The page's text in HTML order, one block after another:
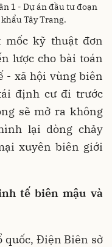
1 - Dự án đầu tư đoạn
Tây Trang.
kỹ thuật đơn
lược cho bài toán
- xã hội vùng biên
định cư đi trước
sẽ mở ra không
lại dòng chảy
xuyên biên giới
tế biên mậu và
quốc, Điện Biên sở